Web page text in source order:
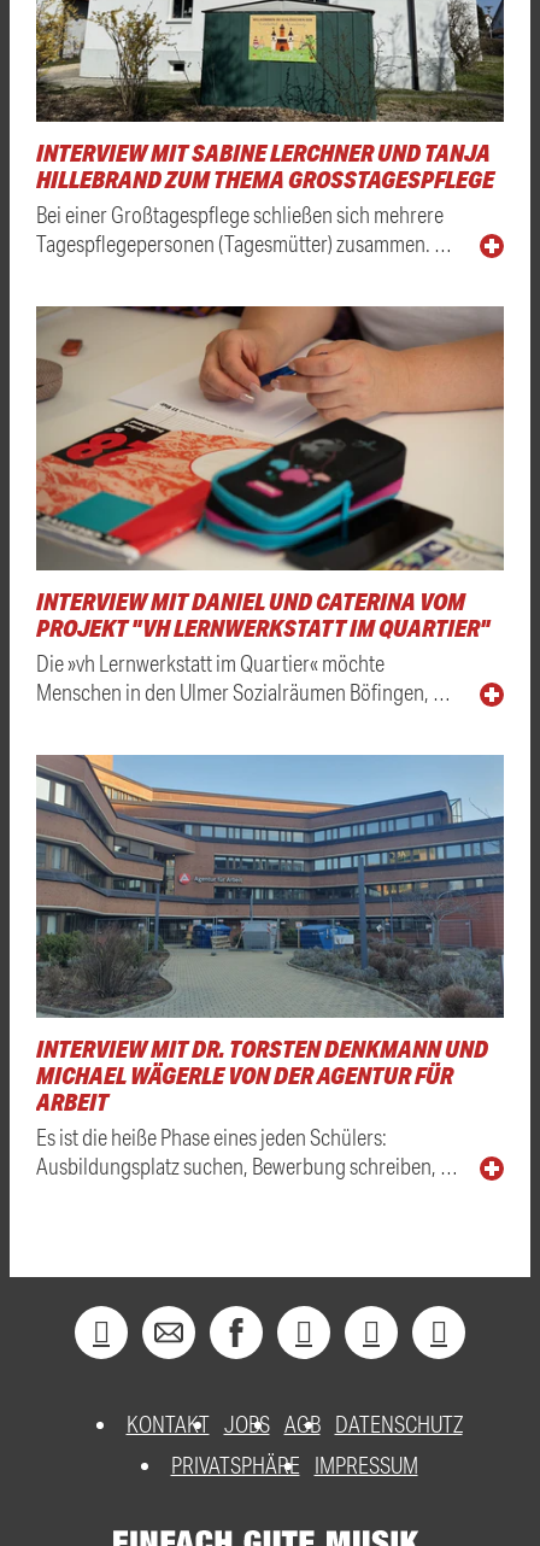
INTERVIEW MIT SABINE LERCHNER UND TANJA
HILLEBRAND ZUM THEMA GROSSTAGESPFLEGE
Bei einer Großtagespflege schließen sich mehrere
Tagespflegepersonen (Tagesmütter) zusammen. …
INTERVIEW MIT DANIEL UND CATERINA VOM
PROJEKT "VH LERNWERKSTATT IM QUARTIER"
Die »vh Lernwerkstatt im Quartier« möchte
Menschen in den Ulmer Sozialräumen Böfingen, …
INTERVIEW MIT DR. TORSTEN DENKMANN UND
MICHAEL WÄGERLE VON DER AGENTUR FÜR
ARBEIT
Es ist die heiße Phase eines jeden Schülers:
Ausbildungsplatz suchen, Bewerbung schreiben, …
KONTAKT JOBS AGB DATENSCHUTZ
PRIVATSPHÄRE
IMPRESSUM